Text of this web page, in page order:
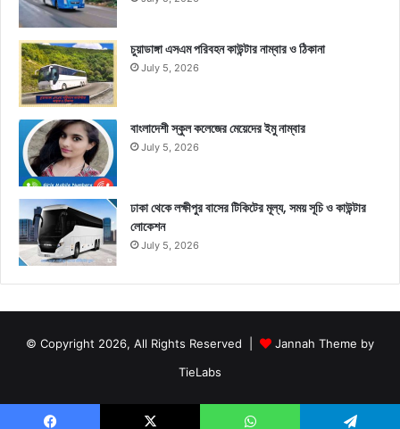
চুয়াডাঙ্গা এসএম পরিবহন কাউন্টার নাম্বার ও ঠিকানা
July 5, 2026
বাংলাদেশী স্কুল কলেজের মেয়েদের ইমু নাম্বার
July 5, 2026
ঢাকা থেকে লক্ষীপুর বাসের টিকিটের মূল্য, সময় সূচি ও কাউন্টার
লোকেশন
July 5, 2026
© Copyright 2026, All Rights Reserved |
Jannah Theme by
TieLabs